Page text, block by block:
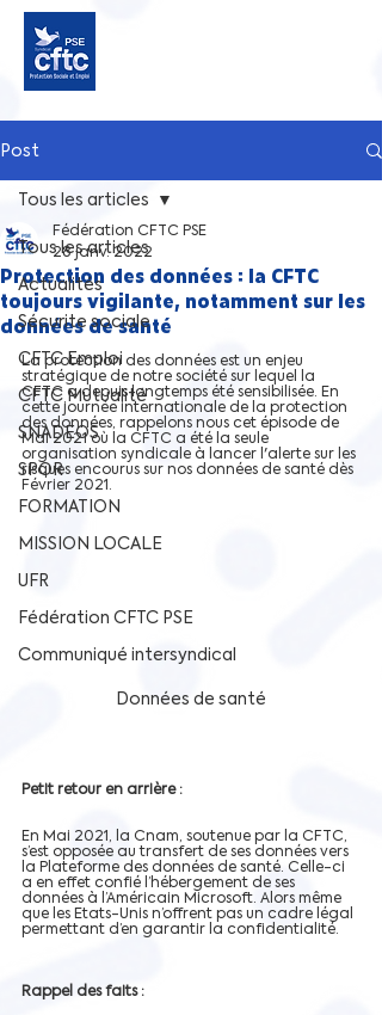
Post
Tous les articles
Actualités
Sécurite sociale
CFTC Emploi
CFTC Mutualité
SNADEOS
SPOR
FORMATION
MISSION LOCALE
UFR
Fédération CFTC PSE
Communiqué intersyndical
Tous les articles
Protection des données : la CFTC
toujours vigilante, notamment sur les
données de santé
Fédération CFTC PSE
28 janv. 2022
La protection des données est un enjeu
stratégique de notre société sur lequel la
CFTC a depuis longtemps été sensibilisée. En
cette journée internationale de la protection
des données, rappelons nous cet épisode de
Mai 2021 où la CFTC a été la seule
organisation syndicale à lancer l'alerte sur les
risques encourus sur nos données de santé dès
Février 2021.
Données de santé
Petit retour en arrière :
En Mai 2021, la Cnam, soutenue par la CFTC,
s’est opposée au transfert de ses données vers
la Plateforme des données de santé. Celle-ci
a en effet confié l’hébergement de ses
données à l’Américain Microsoft. Alors même
que les Etats-Unis n’offrent pas un cadre légal
permettant d’en garantir la confidentialité.
Rappel des faits :